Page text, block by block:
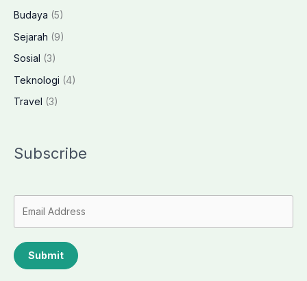
Budaya (5)
Sejarah (9)
Sosial (3)
Teknologi (4)
Travel (3)
Subscribe
Submit